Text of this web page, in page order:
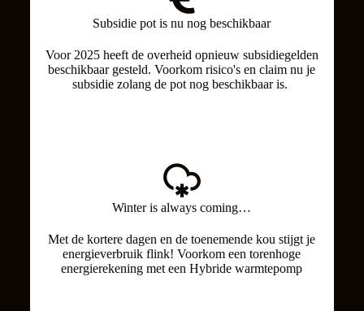
Subsidie pot is nu nog beschikbaar
Voor 2025 heeft de overheid opnieuw subsidiegelden
beschikbaar gesteld. Voorkom risico's en claim nu je
subsidie zolang de pot nog beschikbaar is.
Winter is always coming…
Met de kortere dagen en de toenemende kou stijgt je
energieverbruik flink! Voorkom een torenhoge
energierekening met een Hybride warmtepomp